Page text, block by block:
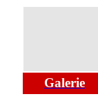
Galerie